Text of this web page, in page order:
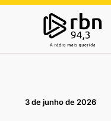
3 de junho de 2026